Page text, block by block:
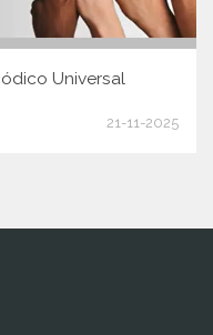
Universal
21-11-2025